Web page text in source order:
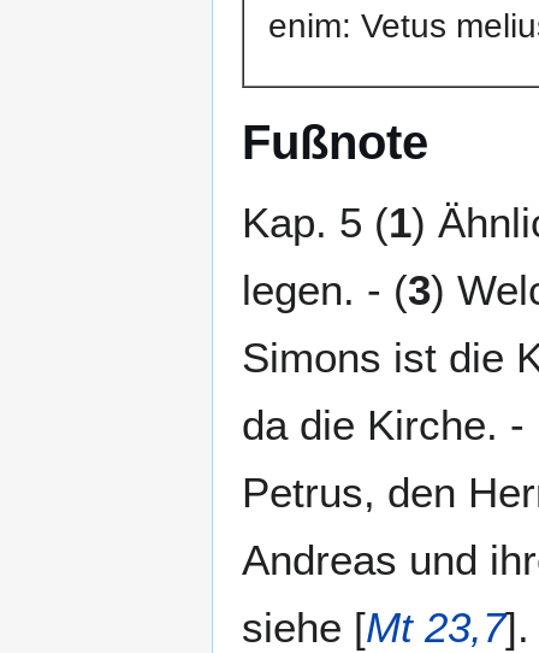
enim: Vetus
Fußnote
Kap. 5 (1)
legen. - (3)
Simons ist die
da die Kirche. -
Petrus, den
Andreas und
siehe [Mt 23,7].